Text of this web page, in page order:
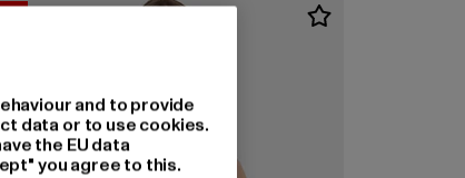
and to provide
data or to use cookies.
the EU data
you agree to this.